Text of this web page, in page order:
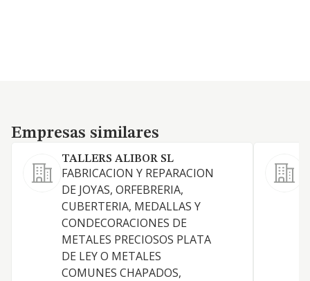
Empresas similares
Empresas similares
TALLERS ALIBOR SL
FABRICACION Y REPARACION
DE JOYAS, ORFEBRERIA,
CUBERTERIA, MEDALLAS Y
CONDECORACIONES DE
METALES PRECIOSOS PLATA
DE LEY O METALES
COMUNES CHAPADOS,